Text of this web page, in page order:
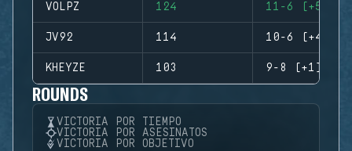
VOLPZ 124 11-6 (+5)
JV92 114 10-6 (+4)
KHEYZE 103 9-8 (+1)
ROUNDS
VICTORIA POR TIEMPO
VICTORIA POR ASESINATOS
VICTORIA POR OBJETIVO